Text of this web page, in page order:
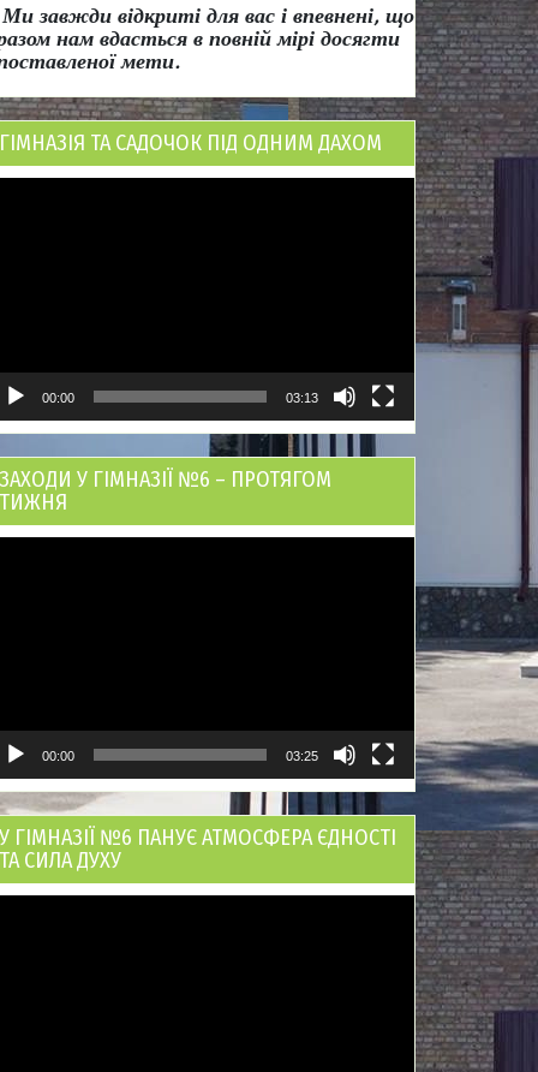
Ми завжди відкриті для вас і впевнені, що
нам вдасться в повній мірі досягти
мети.
ГІМНАЗІЯ ТА САДОЧОК ПІД ОДНИМ ДАХОМ
00:00 03:13
ЗАХОДИ У ГІМНАЗІЇ №6 – ПРОТЯГОМ
ТИЖНЯ
00:00 03:25
У ГІМНАЗІЇ №6 ПАНУЄ АТМОСФЕРА ЄДНОСТІ
ТА СИЛА ДУХУ